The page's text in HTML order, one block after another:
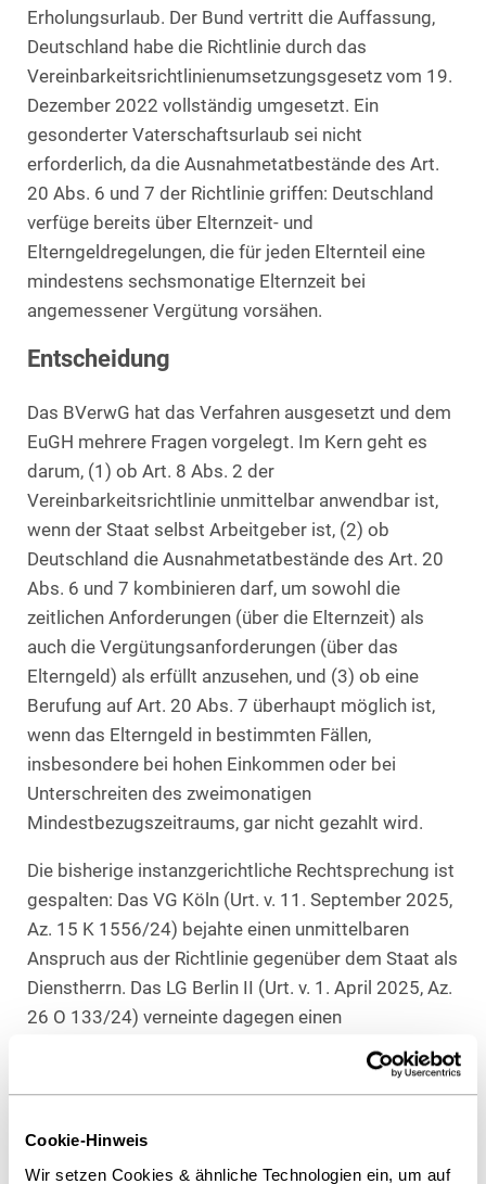
Cookie-Hinweis
Wir setzen Cookies & ähnliche Technologien ein, um auf
Erholungsurlaub. Der Bund vertritt die Auffassung,
Deutschland habe die Richtlinie durch das
Vereinbarkeitsrichtlinienumsetzungsgesetz vom 19.
Dezember 2022 vollständig umgesetzt. Ein
gesonderter Vaterschaftsurlaub sei nicht
erforderlich, da die Ausnahmetatbestände des Art.
20 Abs. 6 und 7 der Richtlinie griffen: Deutschland
verfüge bereits über Elternzeit- und
Elterngeldregelungen, die für jeden Elternteil eine
mindestens sechsmonatige Elternzeit bei
angemessener Vergütung vorsähen.
Entscheidung
Das BVerwG hat das Verfahren ausgesetzt und dem
EuGH mehrere Fragen vorgelegt. Im Kern geht es
darum, (1) ob Art. 8 Abs. 2 der
Vereinbarkeitsrichtlinie unmittelbar anwendbar ist,
wenn der Staat selbst Arbeitgeber ist, (2) ob
Deutschland die Ausnahmetatbestände des Art. 20
Abs. 6 und 7 kombinieren darf, um sowohl die
zeitlichen Anforderungen (über die Elternzeit) als
auch die Vergütungsanforderungen (über das
Elterngeld) als erfüllt anzusehen, und (3) ob eine
Berufung auf Art. 20 Abs. 7 überhaupt möglich ist,
wenn das Elterngeld in bestimmten Fällen,
insbesondere bei hohen Einkommen oder bei
Unterschreiten des zweimonatigen
Mindestbezugszeitraums, gar nicht gezahlt wird.
Die bisherige instanzgerichtliche Rechtsprechung ist
gespalten: Das VG Köln (Urt. v. 11. September 2025,
Az. 15 K 1556/24) bejahte einen unmittelbaren
Anspruch aus der Richtlinie gegenüber dem Staat als
Dienstherrn. Das LG Berlin II (Urt. v. 1. April 2025, Az.
26 O 133/24) verneinte dagegen einen
Staatshaftungsanspruch und hielt die deutschen
Politisch ist das Thema verfahren: Bereits die